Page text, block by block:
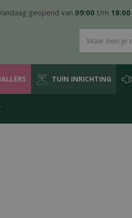
geopend van 09:00 t/m 18:00
TUIN INRICHTING